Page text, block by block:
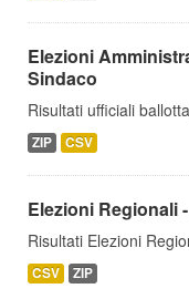
Elezioni
Sindaco
Risultati ufficiali
ZIP CSV
Elezioni Regionali
Risultati Elezioni
CSV ZIP